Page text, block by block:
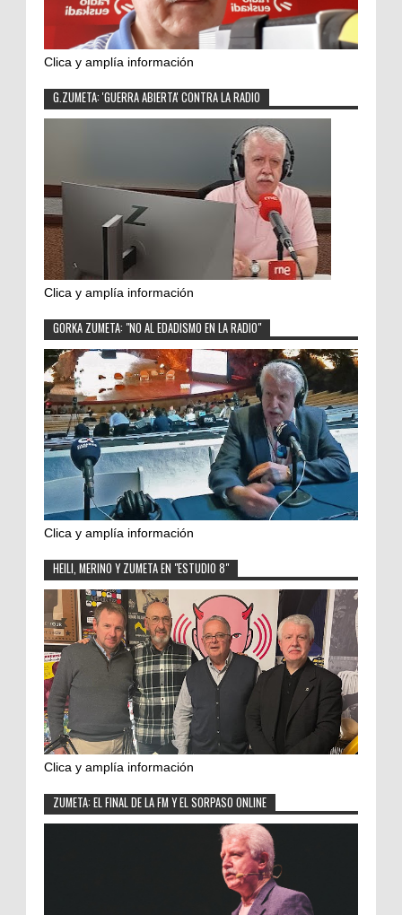
Clica y amplía información
G.ZUMETA: 'GUERRA ABIERTA' CONTRA LA RADIO
Clica y amplía información
GORKA ZUMETA: "NO AL EDADISMO EN LA RADIO"
Clica y amplía información
HEILI, MERINO Y ZUMETA EN "ESTUDIO 8"
Clica y amplía información
ZUMETA: EL FINAL DE LA FM Y EL SORPASO ONLINE